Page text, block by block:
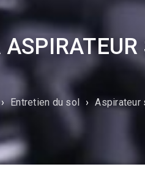
› Entretien du sol › Aspirateur